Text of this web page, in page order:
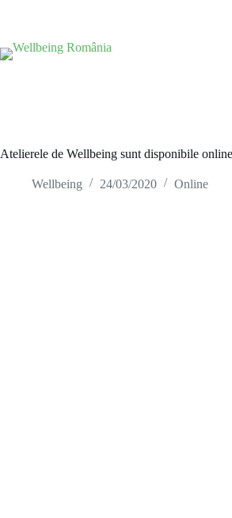
Atelierele de Wellbeing sunt disponibile online
Wellbeing 24/03/2020 Online